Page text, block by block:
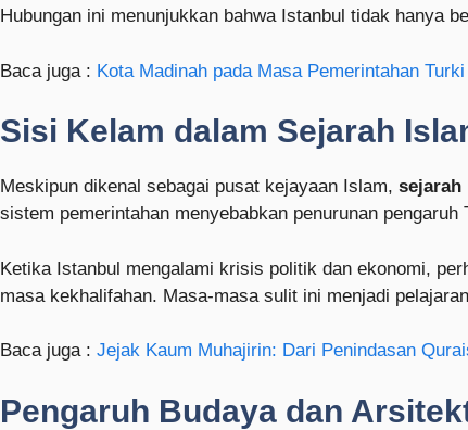
Hubungan ini menunjukkan bahwa Istanbul tidak hanya
Baca juga : Kota Madinah pada Masa Pemerintahan
Sisi Kelam dalam Sejarah
Meskipun dikenal sebagai pusat kejayaan Islam, sejarah
sistem pemerintahan menyebabkan penurunan
Ketika Istanbul mengalami krisis politik dan ekonomi,
masa kekhalifahan. Masa-masa sulit ini menjadi
Baca juga : Jejak Kaum Muhajirin: Dari Penindasan
Pengaruh Budaya dan